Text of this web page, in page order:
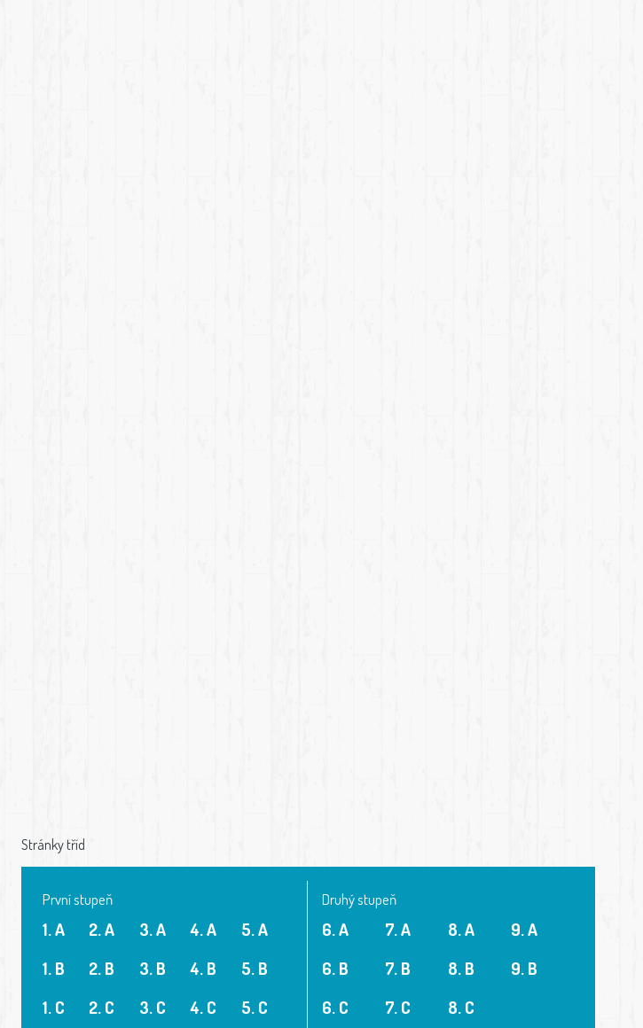
Stránky tříd
První stupeň
1. A
1. B
1. C
2. A
2. B
2. C
3. A
3. B
3. C
4. A
4. B
4. C
5. A
5. B
5. C
Druhý stupeň
6. A
6. B
6. C
7. A
7. B
7. C
8. A
8. B
8. C
9. A
9. B